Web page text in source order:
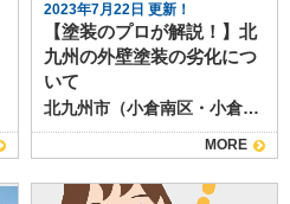
2023年7月22日 更新！
【塗装のプロが解説！】北
九州の外壁塗装の劣化につ
いて
北九州市（小倉南区・小倉北区）、行橋市、苅田町の皆様 こんにちは！ 北九州市小倉南区・小倉北区・行橋市・苅田町の外壁塗装＆屋根塗装＆雨漏り補修専門店【塗り替えステーション】｜㈱志水です＾＾ 北九州市の唯一の1級塗装技能士10名在籍の外壁塗装＆屋根塗装専門店だから、高品質の塗装工事を提供できます！ いつもブログをお読みいただき誠にありがとうございます！ 今回は、国家資格を保有している志水 章吾が北九州市でよくみられる外壁塗装の劣化症状について解説いたします！ それではさっそく本題です！ 【目次】 外壁塗装とは 外壁塗装の劣化の原因 劣化症状の種類 北九州の外壁塗装の劣化状況 外壁塗装の必要性 外壁塗装の行程と施工 重要なポイント：塗料選び 外壁塗装業者の選び方 まとめ 1.外壁塗装とは 外壁塗装は、建物を長持ちさせるために、壁表面に塗料を塗ることです。外部からの汚れや雨風等の影響を受け、表面が劣化・破損することがあります。そこで、外壁を保護することが外壁塗装の目的となります。 2.外壁塗装の劣化の原因 外壁塗装の劣化の原因としては、塗装の材質、技術、施工時の状況、その他の外的要因などが挙げられます。建物が年月を経るにつれ、太陽光、風、雨、霜、汚染物などの影響が外壁を蝕み、劣化を進ませます。また、施工の際にひび割れ、剥がれ、塗り残し、気泡、浸食などの問題が発生することもあります。 3.劣化症状の種類 劣化症状には、変質、ひび割れ、剥がれ、浮き、色あせ、チョーキング効果、汚れなどがあります。それぞれ違いや原因、塗料や工法の項目も異なるため、施工時には適切に対策を行う必要があります。 4.北九州の外壁塗装の劣化状況 北九州の地域には、建物の劣化が見られるケースが少なくありません。豪雨、台風、高温多湿などの気象条件も影響しており、急激な劣化がみられることがあります。特に、自然災害発生後、建物の外壁に劣化症状が見られやすくなると言われています。 5.外壁塗装の必要性 外壁塗装は、建物を長持ちさせるだけでなく、防音性能や断熱効果などの向上ももたらします。さらに、外観がきれいになることで、建物全体の価値も高めることができます。 6.外壁塗装の行程と施工 外壁塗装の施工は、高圧洗浄→下塗り→中塗り→上塗り→仕上げの工程に分かれます。各工程で、適切な材料などの条件を整え、しっかりと施工することが大切です。また、家屋の種類や条件によって、施工進める手順や工具も変わってくるため、プロの外壁塗装業者への相談が必要になるでしょう。 7.重要なポイント：塗料選び 塗料の種類や性質、塗料の含有量など、塗装において選ぶ塗料の品質は、外壁塗装の寿命に大きく関わります。また、被塗物の素材、使途、施工条件、風水害などの環境条件によって、失敗を防ぐために必要な塗料を選択する必要があります。 8.外壁塗装業者の選び方 外壁塗装業者を選ぶ際には、実績、信頼性、口コミ、安全性などの確認が必要です。また、見積書には、作業期間、塗料や塗装方式、費用の内訳、保証内容なども記載されているため、正確で詳細な内容を確認することも重要です。 9.まとめ 外壁塗装は、住宅の寿命と美しさを保つための重要なメンテナンス作業です。建物劣化の原因や、劣化症状、施工方法、塗料選び、業者選びのポイントが分かったところで、是非、適切な施工業者の選定を行って、劣化を防止し美しい家を維持してください。 私たち塗り替えステーションでは、専門の職人たちが対応させていただきます。 お悩みの際はお気軽にお問い合わせください。 お問い合わせはこちら↓↓↓ 北九州市（小倉南区・小倉北区）、行橋市、苅田町の外壁塗装＆屋根工事なら、 北九州市の唯一の1級塗装技能士10名在籍の塗り替えステーション｜㈱志水にお任せください！ 北九州市の施工事例はこちら 北九州市で創業61年、累計施工実績13,000件！2020年7月からHPで施工事例を公開中！ お得な塗装メニューはこちら 塗装の適正相場、どんな塗料があるのかについて知りたい方はこちら！ 職人・スタッフ紹介はこちら 社長、塗装アドバイザーから職人までに、1級塗装技能士、1級建築士、外装診断士などの資格者は多数在籍！だからいつも高品質の塗装工事を提供できます！ お得なキャンペーン情報はこちら 実施中のお得なキャンペーン情報をチェックしたい方はこちら！ 無料見積り・無料診断の依頼はこちら
MORE